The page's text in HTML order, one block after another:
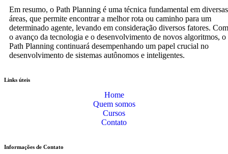
Em resumo, o Path Planning é uma técnica fundamental em diversas
áreas, que permite encontrar a melhor rota ou caminho para um
determinado agente, levando em consideração diversos fatores. Com
o avanço da tecnologia e o desenvolvimento de novos algoritmos, o
Path Planning continuará desempenhando um papel crucial no
desenvolvimento de sistemas autônomos e inteligentes.
Links úteis
Home
Quem somos
Cursos
Contato
Informações de Contato